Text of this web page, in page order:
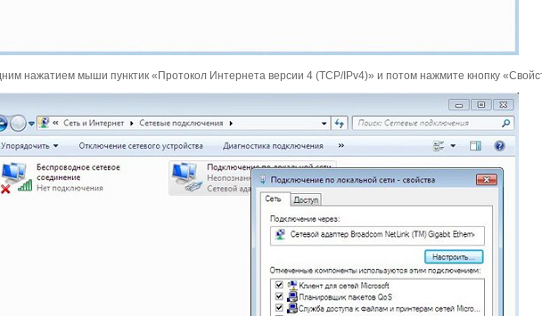
нажатием мыши пунктик «Протокол Интернета версии 4 (TСP/IPv4)» и потом нажмите кнопку